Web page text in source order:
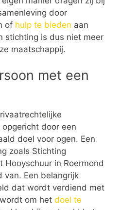
door
of hulp te bieden aan
stichting is dus niet meer
maatschappij.
met een
door een
doel voor ogen. Een
zoals Stichting
Hooyschuur in Roermond
van. Een belangrijk
dat wordt verdiend met
om het doel te